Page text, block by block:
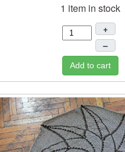
1 item in stock
+
–
Add to cart